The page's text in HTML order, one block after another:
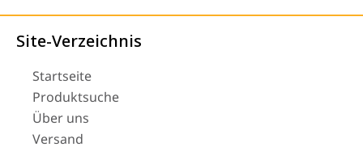
Site-Verzeichnis
Startseite
Produktsuche
Über uns
Versand